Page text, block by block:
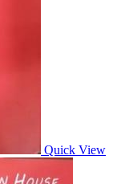
Quick View